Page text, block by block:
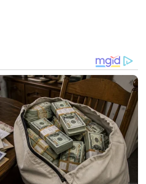
കാമുകനൊപ്പം
കുട്ടികൾ
കണ്ടക്ടർ ശ്രദ്ധിച്ചത്.
പരിശോധനയിൽ കുട്ടിയുടെ
കുറിപ്പ് കണ്ടെത്തി. അദ്ദേഹം
വിവരമറിയിച്ചു.
സ്റ്റേഷനിൽ എത്തിയ
പൊലീസുകാരെ